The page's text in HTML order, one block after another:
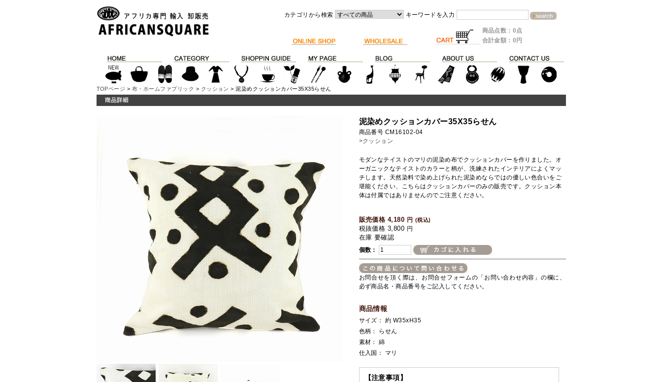
カテゴリから検索 キーワードを入力
商品点数：0点
合計金額：0円
TOPページ > 布・ホームファブリック > クッション > 泥染めクッションカバー35X35らせん
泥染めクッションカバー35X35らせん
商品番号 CM16102-04
>クッション
モダンなテイストのマリの泥染め布でクッションカバーを作りました。オ
ーガニックなテイストのカラーと柄が、洗練されたインテリアによくマッ
チします。天然染料で染め上げられた泥染めならではの優しい色合いをご
堪能ください、こちらはクッションカバーのみの販売です。クッション本
体は付属ではありませんのでご注意ください。
販売価格 4,180 円 (税込)
税抜価格 3,800 円
在庫 要確認
個数：
お問合せを頂く際は、お問合せフォームの「お問い合わせ内容」の欄に、
必ず商品名・商品番号をご記入してください。
商品情報
サイズ： 約 W35xH35
色柄： らせん
素材： 綿
仕入国： マリ
【注意事項】